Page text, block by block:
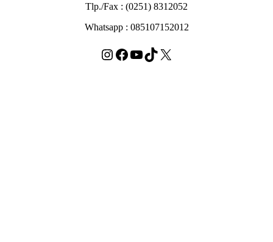
Tlp./Fax : (0251) 8312052
Whatsapp : 085107152012
Instagram
Facebook
YouTube
TikTok
X